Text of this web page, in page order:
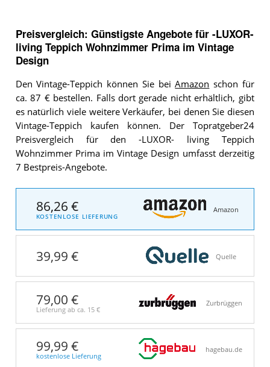
Preisvergleich: Günstigste Angebote für -LUXOR-
living Teppich Wohnzimmer Prima im Vintage
Design
Den Vintage-Teppich können Sie beiAmazon schon für
ca. 87 € bestellen. Falls dort gerade nicht erhältlich, gibt
es natürlich viele weitere Verkäufer, bei denen Sie diesen
Vintage-Teppich kaufen können. Der Topratgeber24
Preisvergleich für den -LUXOR- living Teppich
Wohnzimmer Prima im Vintage Design umfasst derzeitig
7 Bestpreis-Angebote.
86,26 €
KOSTENLOSE LIEFERUNG
Amazon
39,99 € Quelle
79,00 €
Lieferung ab ca. 15 €
Zurbrüggen
99,99 €
kostenlose Lieferung
hagebau.de